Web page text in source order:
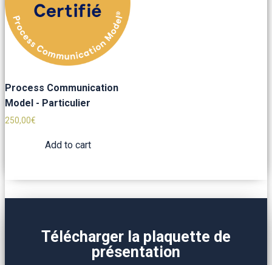
Process Communication
Model - Particulier
250,00€
Add to cart
Télécharger la plaquette de
présentation